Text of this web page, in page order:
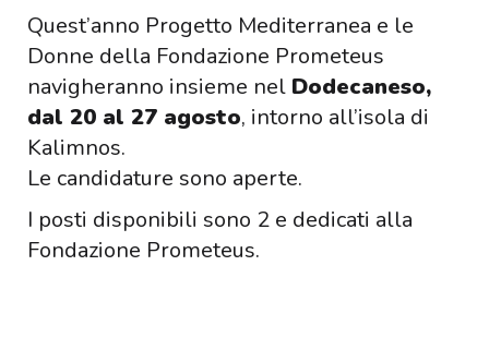
Quest’anno Progetto Mediterranea e le
Donne della Fondazione Prometeus
navigheranno insieme nel Dodecaneso,
dal 20 al 27 agosto, intorno all’isola di
Kalimnos.
Le candidature sono aperte.
I posti disponibili sono 2 e dedicati alla
Fondazione Prometeus.